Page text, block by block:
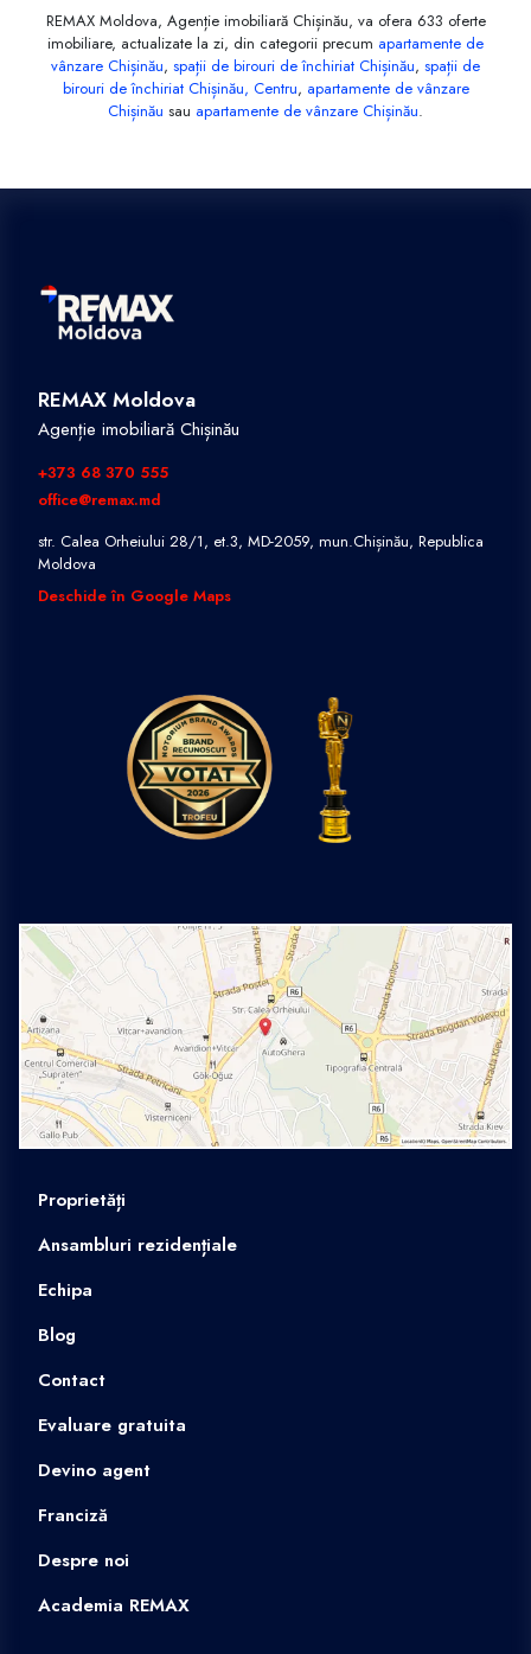
REMAX Moldova, Agenție imobiliară Chișinău, va ofera 633 oferte
imobiliare, actualizate la zi, din categorii precum apartamente de
vânzare Chișinău, spații de birouri de închiriat Chișinău, spații de
birouri de închiriat Chișinău, Centru, apartamente de vânzare
Chișinău sau apartamente de vânzare Chișinău.
REMAX Moldova
Agenție imobiliară Chișinău
+373 68 370 555
office@remax.md
str. Calea Orheiului 28/1, et.3, MD-2059, mun.Chișinău, Republica
Moldova
Deschide în Google Maps
Proprietăți
Ansambluri rezidențiale
Echipa
Blog
Contact
Evaluare gratuita
Devino agent
Franciză
Despre noi
Academia REMAX